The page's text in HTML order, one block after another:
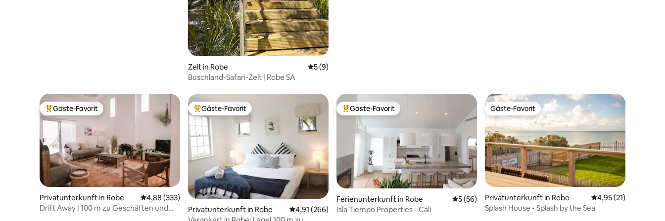
Zelt in Robe Durchschnittliche Bewertung: 5 von 5, 9 Bewertungen
5 (9)
Buschland-Safari-Zelt | Robe SA
Beliebter Gäste-Favorit.
Gäste-Favorit
Privatunterkunft in Robe Durchschnittliche Bewertung: 4,88 von 5, 333 Bewertungen
4,88 (333)
Drift Away | 100 m zu Geschäften und
Beliebter Gäste-Favorit.
Gäste-Favorit
Privatunterkunft in Robe Durchschnittliche Bewertung: 4,91 von 5, 266 Bewertungen
4,91 (266)
Beliebter Gäste-Favorit.
Gäste-Favorit
Ferienunterkunft in Robe Durchschnittliche Bewertung: 5 von 5, 56 Bewertungen
5 (56)
Isla Tiempo Properties - Cali
Gäste-Favorit
Gäste-Favorit
Privatunterkunft in Robe Durchschnittliche
4,95 (21)
Splash House • Splash by the Sea